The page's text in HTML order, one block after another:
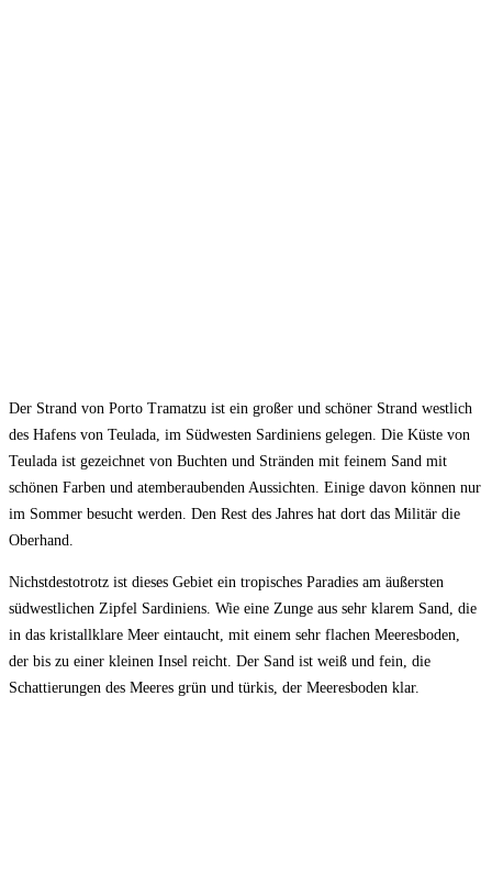
Der Strand von Porto Tramatzu ist ein großer und schöner Strand westlich
des Hafens von Teulada, im Südwesten Sardiniens gelegen. Die Küste von
Teulada ist gezeichnet von Buchten und Stränden mit feinem Sand mit
schönen Farben und atemberaubenden Aussichten. Einige davon können nur
im Sommer besucht werden. Den Rest des Jahres hat dort das Militär die
Oberhand.
Nichstdestotrotz ist dieses Gebiet ein tropisches Paradies am äußersten
südwestlichen Zipfel Sardiniens. Wie eine Zunge aus sehr klarem Sand, die
in das kristallklare Meer eintaucht, mit einem sehr flachen Meeresboden,
der bis zu einer kleinen Insel reicht. Der Sand ist weiß und fein, die
Schattierungen des Meeres grün und türkis, der Meeresboden klar.